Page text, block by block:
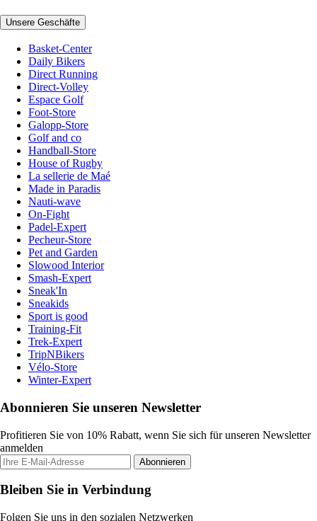
Unsere Geschäfte
Basket-Center
Daily Bikers
Direct Running
Direct-Volley
Espace Golf
Foot-Store
Galopp-Store
Golf and co
Handball-Store
House of Rugby
La sellerie de Maé
Made in Paradis
Nauti-wave
On-Fight
Padel-Expert
Pecheur-Store
Pet and Garden
Slowood Interior
Smash-Expert
Sneak'In
Sneakids
Sport is good
Training-Fit
Trek-Expert
TripNBikers
Vélo-Store
Winter-Expert
Abonnieren Sie unseren Newsletter
Profitieren Sie von 10% Rabatt, wenn Sie sich für unseren Newsletter
anmelden
Abonnieren
Bleiben Sie in Verbindung
Folgen Sie uns in den sozialen Netzwerken